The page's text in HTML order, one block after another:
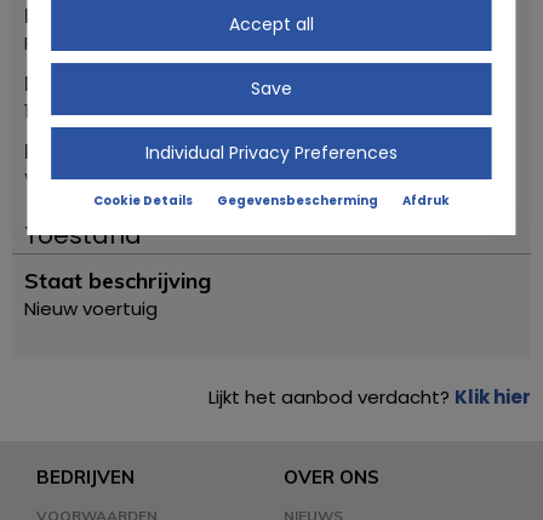
Merk
Piaggio
Eerste registratiejaar
1956
Model
VESPA VN2T 125 "FARO BASSO "
Toestand
Staat beschrijving
Nieuw voertuig
Lijkt het aanbod verdacht? Klik hier
BEDRIJVEN
VOORWAARDEN
OVER ONS
NIEUWS
Accept all
Save
Individual Privacy Preferences
Cookie Details Gegevensbescherming Afdruk